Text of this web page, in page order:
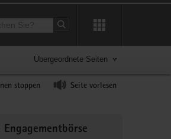
Suchbegriff
Suche starten
Übergeordnete Seiten
stoppen Seite vorlesen
Engagementbörse